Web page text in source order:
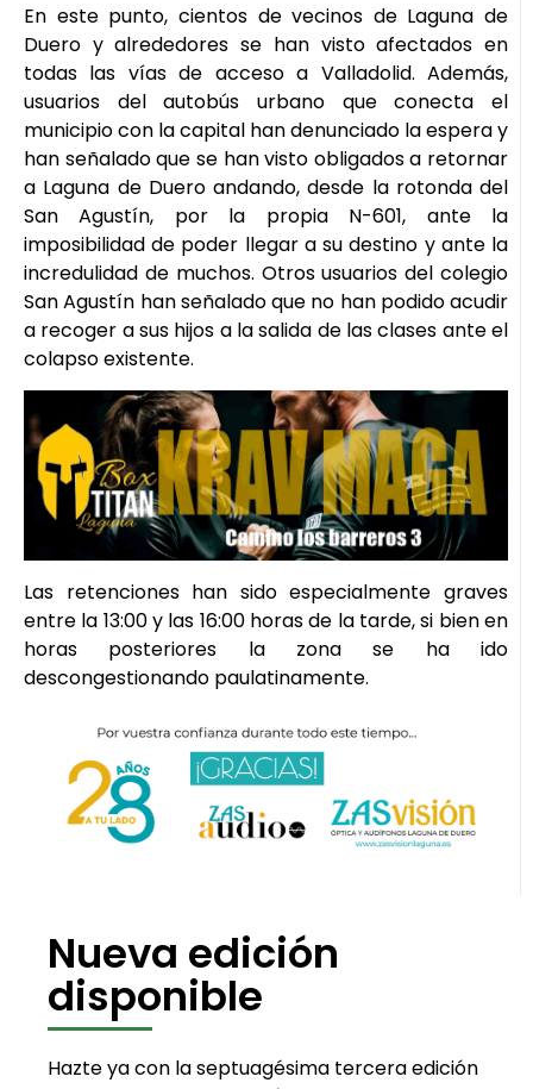
En este punto, cientos de vecinos de Laguna de
Duero y alrededores se han visto afectados en
todas las vías de acceso a Valladolid. Además,
usuarios del autobús urbano que conecta el
municipio con la capital han denunciado la espera y
han señalado que se han visto obligados a retornar
a Laguna de Duero andando, desde la rotonda del
San Agustín, por la propia N-601, ante la
imposibilidad de poder llegar a su destino y ante la
incredulidad de muchos. Otros usuarios del colegio
San Agustín han señalado que no han podido acudir
a recoger a sus hijos a la salida de las clases ante el
colapso existente.
Las retenciones han sido especialmente graves
entre la 13:00 y las 16:00 horas de la tarde, si bien en
horas posteriores la zona se ha ido
descongestionando paulatinamente.
Nueva edición
disponible
Hazte ya con la septuagésima tercera edición